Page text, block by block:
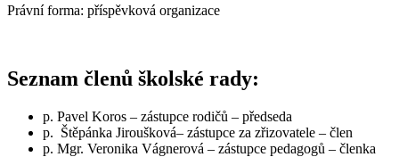
Právní forma: příspěvková organizace
Seznam členů školské rady:
p. Pavel Koros – zástupce rodičů – předseda
p. Štěpánka Jiroušková– zástupce za zřizovatele – člen
p. Mgr. Veronika Vágnerová – zástupce pedagogů – členka